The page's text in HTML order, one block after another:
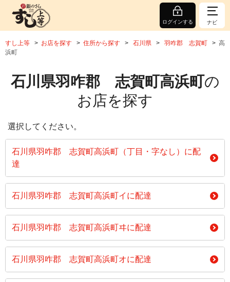
ログインする ナビ
すし上等 お店を探す 住所から探す 石川県 羽咋郡 志賀町
高
浜町
石川県羽咋郡 志賀町高浜町の
お店を探す
選択してください。
石川県羽咋郡 志賀町高浜町（丁目・字なし）に配
達
石川県羽咋郡 志賀町高浜町イに配達
石川県羽咋郡 志賀町高浜町ヰに配達
石川県羽咋郡 志賀町高浜町オに配達